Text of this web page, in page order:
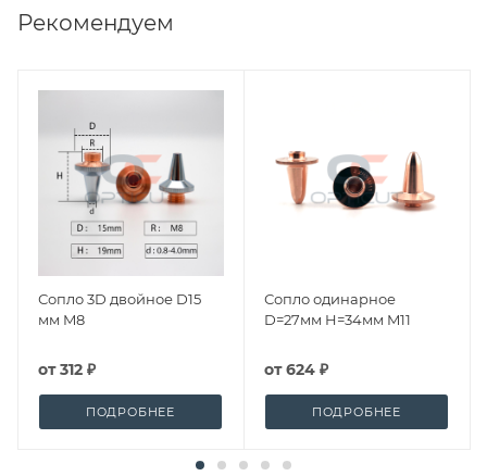
Рекомендуем
Сопло 3D двойное D15
мм M8
от312 ₽
ПОДРОБНЕЕ
Сопло одинарное
D=27мм H=34мм M11
от624 ₽
ПОДРОБНЕЕ